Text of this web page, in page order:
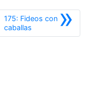
»
175: Fideos con
caballas Siguiente